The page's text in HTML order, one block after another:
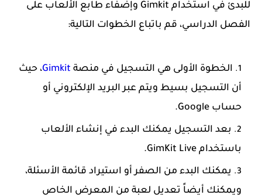
للبدئ في استخدام Gimkit وإ
ضفاء طابع الألعاب على
الفصل الدراسي، قم باتباع الخطوات التالية:
الخطوة الأولى هي التسجيل في منصة Gimkit، حيث
أن التسجيل بسيط ويتم عبر البريد الإلكتروني أو
حساب Google.
بعد التسجيل يمكنك البدء في إنشاء الألعاب
باستخدام GimKit Live.
يمكنك البدء من الصفر أو استيراد قائمة الأسئلة،
ويمكنك أيضاً تعديل لعبة من المعرض الخاص